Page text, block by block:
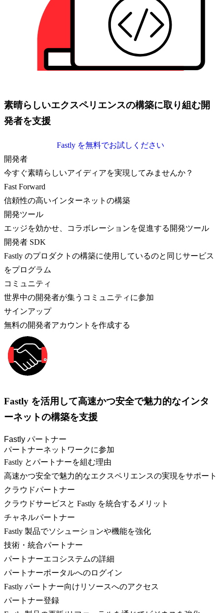
素晴らしいエクスペリエンスの構築に取り組む開
発者を支援
Fastly を無料でお試しください
開発者
今すぐ素晴らしいアイディアを実現してみませんか？
Fast Forward
信頼性の高いインターネットの構築
開発ツール
エッジを効かせ、コラボレーションを促進する開発ツール
開発者 SDK
Fastly のプロダクトの構築に使用しているのと同じサービス
をプログラム
コミュニティ
世界中の開発者が集うコミュニティに参加
サインアップ
無料の開発者アカウントを作成する
Fastly を活用して高速かつ安全で魅力的なインタ
ーネットの構築を支援
Fastly パートナー
パートナーネットワークに参加
Fastly とパートナーを組む理由
高速かつ安全で魅力的なエクスペリエンスの実現をサポート
クラウドパートナー
クラウドサービスと Fastly を統合するメリット
チャネルパートナー
Fastly 製品でソシューションや機能を強化
技術・統合パートナー
パートナーエコシステムの詳細
パートナーポータルへのログイン
Fastly パートナー向けリソースへのアクセス
パートナー登録